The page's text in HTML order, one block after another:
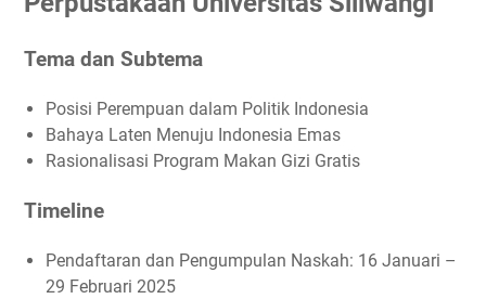
Tema dan Subtema
Posisi Perempuan dalam Politik Indonesia
Bahaya Laten Menuju Indonesia Emas
Rasionalisasi Program Makan Gizi Gratis
Timeline
Pendaftaran dan Pengumpulan Naskah: 16 Januari –
29 Februari 2025